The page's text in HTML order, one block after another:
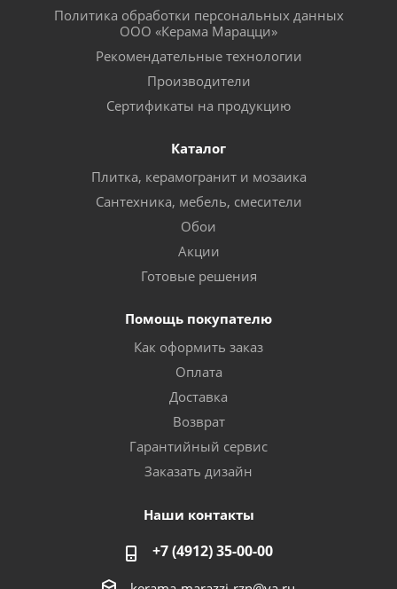
Политика обработки персональных данных
ООО «Керама Марацци»
Рекомендательные технологии
Производители
Сертификаты на продукцию
Каталог
Плитка, керамогранит и мозаика
Сантехника, мебель, смесители
Обои
Акции
Готовые решения
Помощь покупателю
Как оформить заказ
Оплата
Доставка
Возврат
Гарантийный сервис
Заказать дизайн
Наши контакты
+7 (4912) 35-00-00